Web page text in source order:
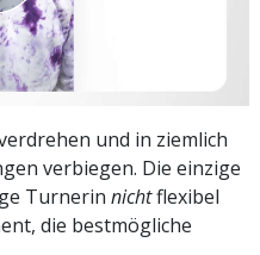
und in ziemlich
verbiegen. Die einzige
Turnerin nichtflexibel
die bestmögliche